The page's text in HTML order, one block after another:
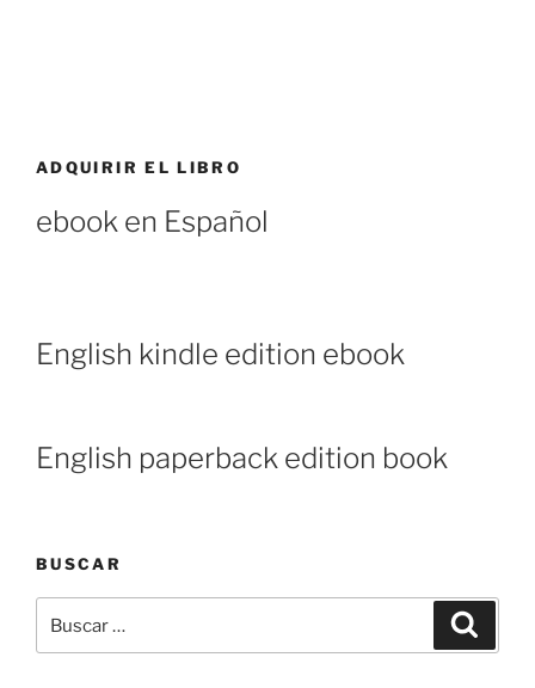
ADQUIRIR EL LIBRO
ebook en Español
English kindle edition ebook
English paperback edition book
BUSCAR
por: